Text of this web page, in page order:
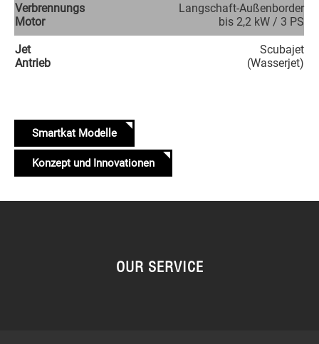
Verbrennungs
Motor
Langschaft-Außenborder
bis 2,2 kW / 3 PS
Jet
Antrieb
Scubajet
(Wasserjet)
Smartkat Modelle
Konzept und Innovationen
OUR SERVICE